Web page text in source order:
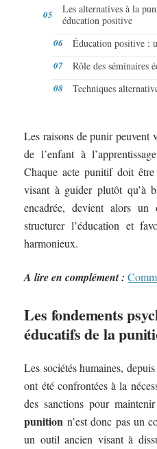
Les alternatives à la
éducation positive
Éducation positive :
Rôle des séminaires
Techniques
Les raisons de punir peuvent
de l’enfant à
Chaque acte punitif doit
visant à guider plutôt qu’à
encadrée, devient alors un
structurer l’éducation et
harmonieux.
A lire en complément :
Les fondements
éducatifs de la
Les sociétés humaines,
ont été confrontées à la
des sanctions pour
punition n’est donc pas un
un outil ancien visant à